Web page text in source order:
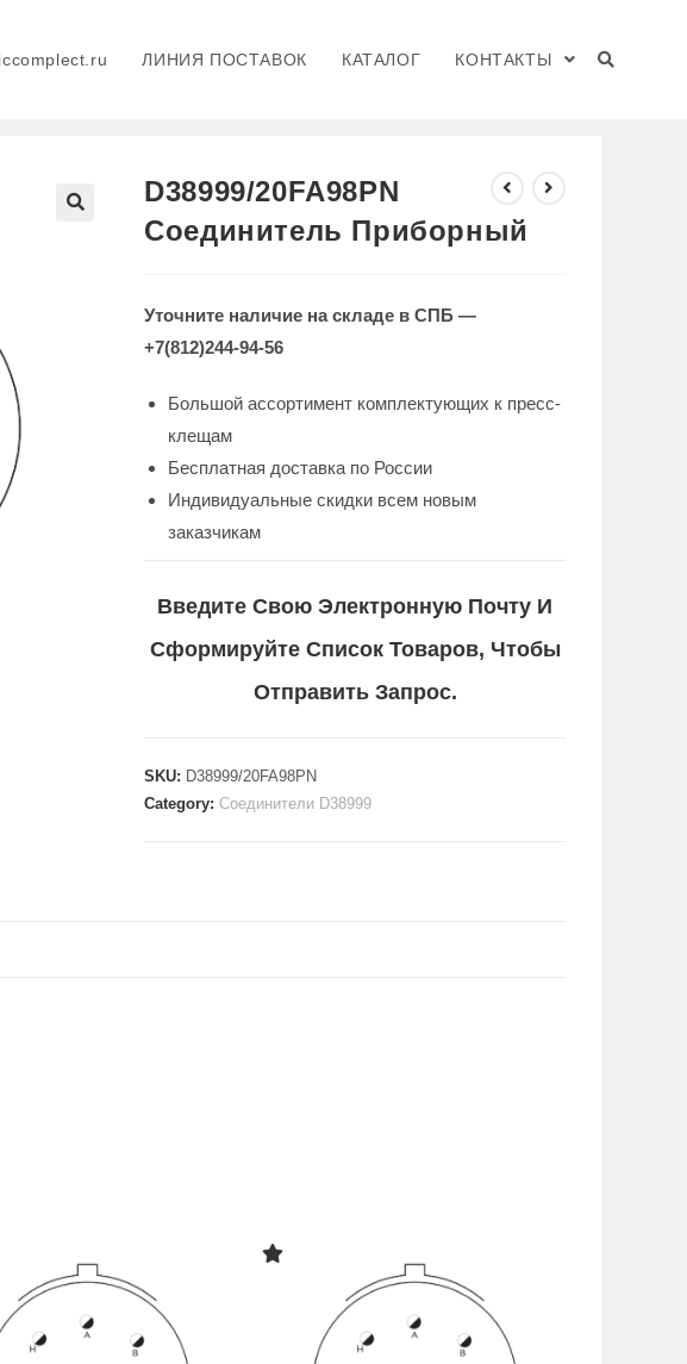
ЛИНИЯ ПОСТАВОК КАТАЛОГ КОНТАКТЫ
D38999/20FA98PN
Соединитель Приборный
Уточните наличие на складе в СПБ —
+7(812)244-94-56
Большой ассортимент комплектующих к пресс-
клещам
Бесплатная доставка по России
Индивидуальные скидки всем новым
заказчикам
Введите Свою Электронную Почту И
Сформируйте Список Товаров, Чтобы
Отправить Запрос.
SKU: D38999/20FA98PN
Category:Соединители D38999